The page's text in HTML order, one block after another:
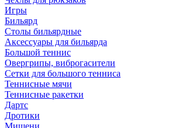
Игры
Бильярд
Столы бильярдные
Аксессуары для бильярда
Большой теннис
Овергрипы, виброгасители
Сетки для большого тенниса
Теннисные мячи
Теннисные ракетки
Дартс
Дротики
Мишени